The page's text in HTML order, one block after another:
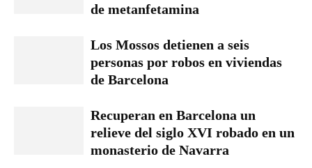
de metanfetamina
Los Mossos detienen a seis
personas por robos en viviendas
de Barcelona
Recuperan en Barcelona un
relieve del siglo XVI robado en un
monasterio de Navarra